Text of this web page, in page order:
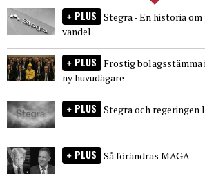
PLUS Stegra - En historia
vandel
PLUS Frostig bolagsstämma
ny huvudägare
PLUS Stegra och
PLUS Så förändras MAGA